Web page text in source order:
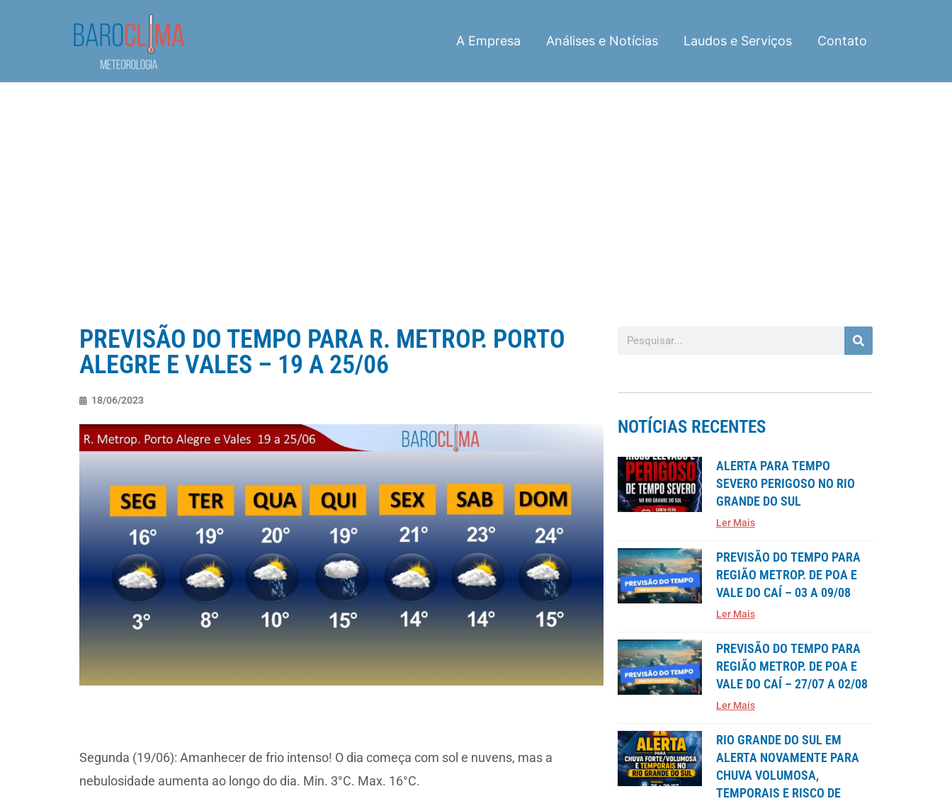
A Empresa Análises e Notícias Laudos e Serviços Contato
PREVISÃO DO TEMPO PARA R. METROP. PORTO
ALEGRE E VALES – 19 A 25/06
18/06/2023
Segunda (19/06): Amanhecer de frio intenso! O dia começa com sol e nuvens, mas a
nebulosidade aumenta ao longo do dia. Min. 3°C. Max. 16°C.
NOTÍCIAS RECENTES
ALERTA PARA TEMPO
SEVERO PERIGOSO NO RIO
GRANDE DO SUL
Ler Mais
PREVISÃO DO TEMPO PARA
REGIÃO METROP. DE POA E
VALE DO CAÍ – 03 A 09/08
Ler Mais
PREVISÃO DO TEMPO PARA
REGIÃO METROP. DE POA E
VALE DO CAÍ – 27/07 A 02/08
Ler Mais
RIO GRANDE DO SUL EM
ALERTA NOVAMENTE PARA
CHUVA VOLUMOSA,
TEMPORAIS E RISCO DE